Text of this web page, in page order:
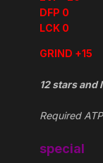
DFP 0
LCK 0
GRIND +15
12 stars
Required
special